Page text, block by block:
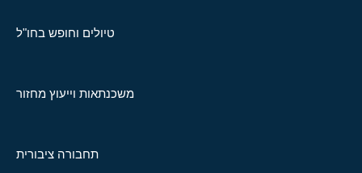
טיולים וחופש בחו"ל
משכנתאות וייעוץ מחזור
תחבורה ציבורית